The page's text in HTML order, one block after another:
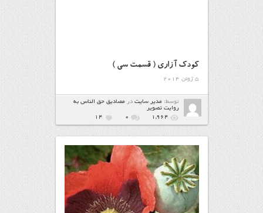
كودك آزاري ( قسمت سی )
5 ژوئن 2014
توسط: مدیر سایتدر مصاديق حق الناس به
روايت تصوير
1,964
۰ 14